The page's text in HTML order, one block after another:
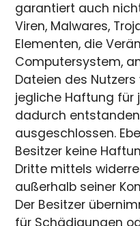
garantiert auch
Viren, Malwares,
Elementen, die
Computersystem,
Dateien des
jegliche Haftung für
dadurch
ausgeschlossen.
Besitzer keine
Dritte mittels
außerhalb seiner
Der Besitzer